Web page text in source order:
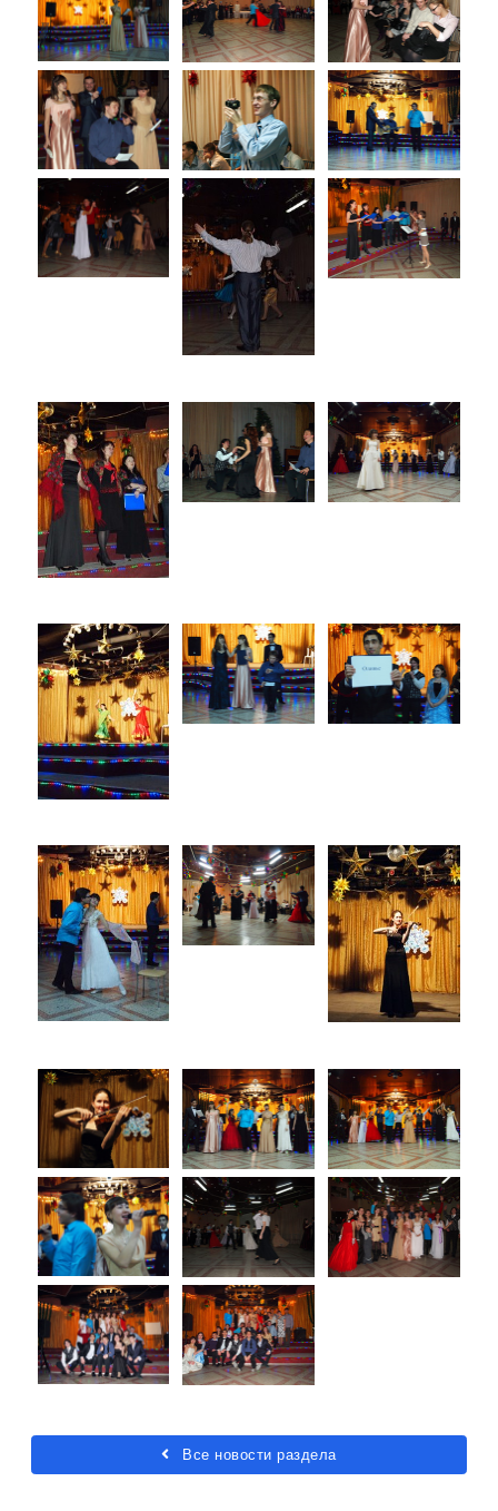
Все новости раздела